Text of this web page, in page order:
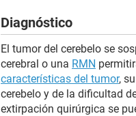
Diagnóstico
El tumor del cerebelo se
cerebral o una RMN
características del tumor,
cerebelo y de la dificultad
extirpación quirúrgica se